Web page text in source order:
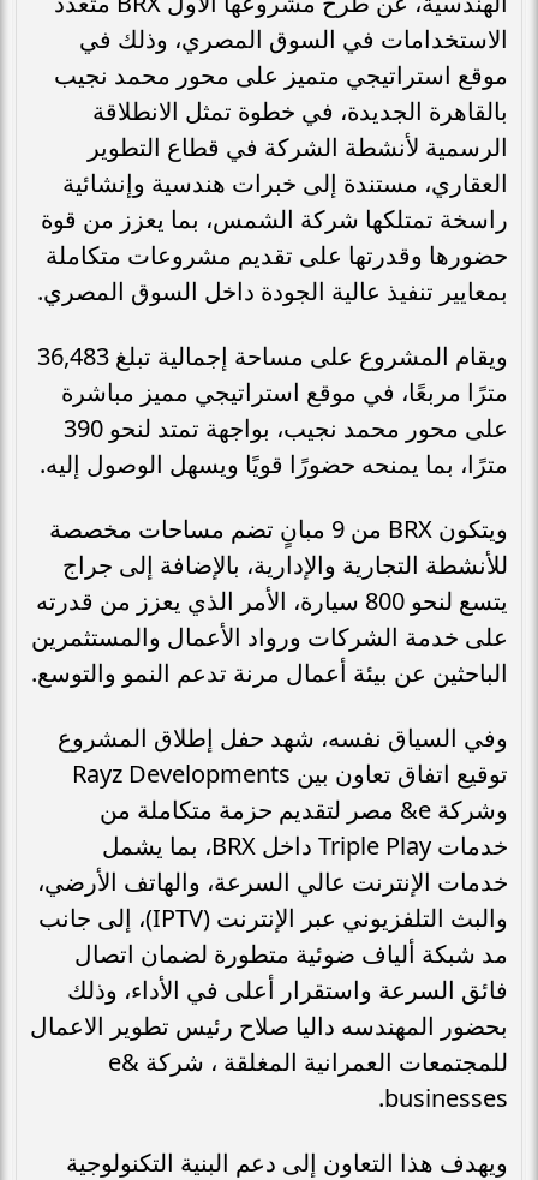
الاستخدامات في السوق المصري، وذلك في
موقع استراتيجي متميز على محور محمد نجيب
بالقاهرة الجديدة، في خطوة تمثل الانطلاقة
الرسمية لأنشطة الشركة في قطاع التطوير
العقاري، مستندة إلى خبرات هندسية وإنشائية
راسخة تمتلكها شركة الشمس، بما يعزز من قوة
حضورها وقدرتها على تقديم مشروعات متكاملة
بمعايير تنفيذ عالية الجودة داخل السوق المصري.
ويقام المشروع على مساحة إجمالية تبلغ 36,483
مترًا مربعًا، في موقع استراتيجي مميز مباشرة
على محور محمد نجيب، بواجهة تمتد لنحو 390
مترًا، بما يمنحه حضورًا قويًا ويسهل الوصول إليه.
ويتكون BRX من 9 مبانٍ تضم مساحات مخصصة
للأنشطة التجارية والإدارية، بالإضافة إلى جراج
يتسع لنحو 800 سيارة، الأمر الذي يعزز من قدرته
على خدمة الشركات ورواد الأعمال والمستثمرين
الباحثين عن بيئة أعمال مرنة تدعم النمو والتوسع.
وفي السياق نفسه، شهد حفل إطلاق المشروع
توقيع اتفاق تعاون بين Rayz Developments
وشركة e& مصر لتقديم حزمة متكاملة من
خدمات Triple Play داخل BRX، بما يشمل
خدمات الإنترنت عالي السرعة، والهاتف الأرضي،
والبث التلفزيوني عبر الإنترنت (IPTV)، إلى جانب
مد شبكة ألياف ضوئية متطورة لضمان اتصال
فائق السرعة واستقرار أعلى في الأداء، وذلك
بحضور المهندسه داليا صلاح رئيس تطوير الاعمال
للمجتمعات العمرانية المغلقة ، شركة e&
businesses.
ويهدف هذا التعاون إلى دعم البنية التكنولوجية